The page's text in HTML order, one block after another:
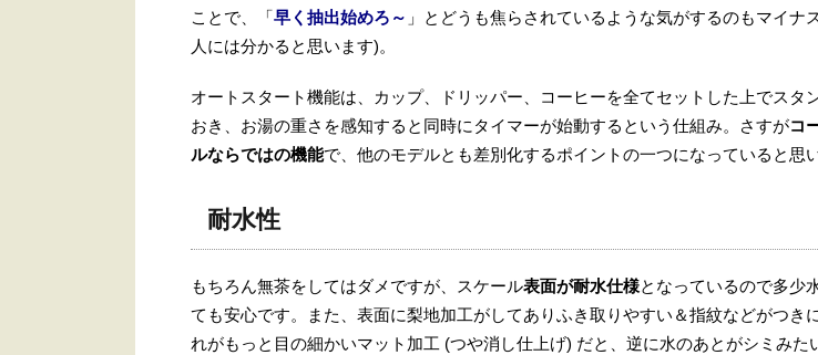
ことで、「早く抽出始めろ～ 」とどうも焦らされているような気がするのもマイナ
人には分かると思います)。
オートスタート機能は、カップ、ドリッパー、コーヒーを全てセットした上でスタ
おき、お湯の重さを感知すると同時にタイマーが始動するという仕組み。さすがコ
ルならではの機能で、他のモデルとも差別化するポイントの一つになっていると思い
耐水性
もちろん無茶をしてはダメですが、スケール表面が耐水仕様となっているので多少
ても安心です。また、表面に梨地加工がしてありふき取りやすい＆指紋などがつき
れがもっと目の細かいマット加工 (つや消し仕上げ) だと、逆に水のあとがシミみた